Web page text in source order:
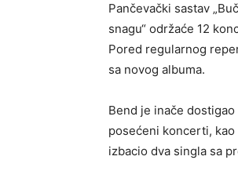
Pančevački sastav
snagu“ održaće 12
Pored regularnog
sa novog albuma.
Bend je inače
posećeni koncerti,
izbacio dva singla sa